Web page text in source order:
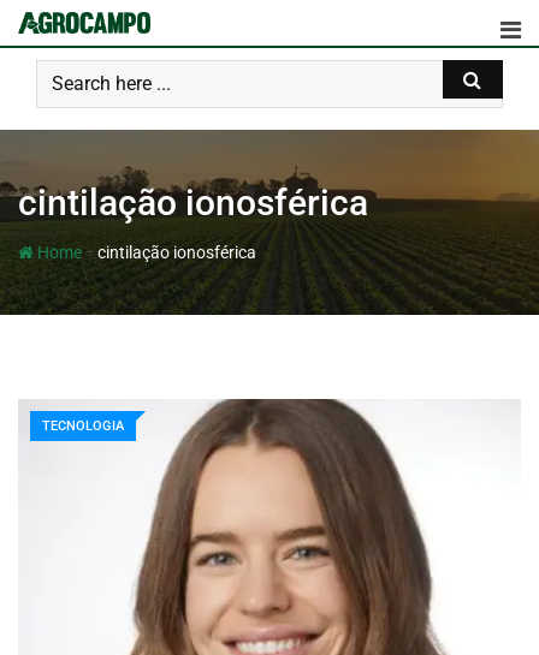
cintilação ionosférica
Home- cintilação ionosférica
TECNOLOGIA